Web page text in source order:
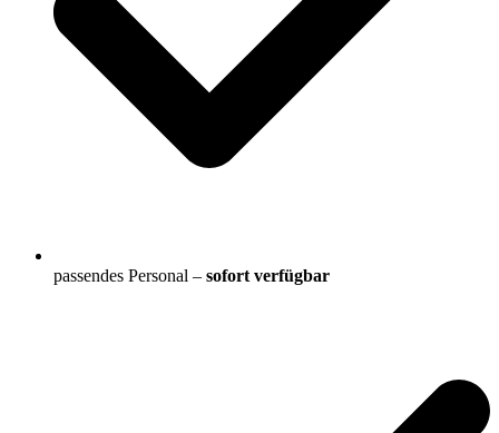
passendes Personal – sofort verfügbar